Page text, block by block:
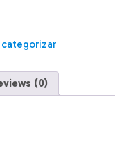
categorizar
(0)